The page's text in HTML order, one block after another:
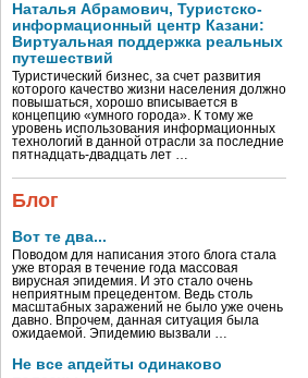
Наталья Абрамович, Туристско-
информационный центр Казани:
Виртуальная поддержка реальных
путешествий
Туристический бизнес, за счет развития
которого качество жизни населения должно
повышаться, хорошо вписывается в
концепцию «умного города». К тому же
уровень использования информационных
технологий в данной отрасли за последние
пятнадцать-двадцать лет …
Блог
Вот те два...
Поводом для написания этого блога стала
уже вторая в течение года массовая
вирусная эпидемия. И это стало очень
неприятным прецедентом. Ведь столь
масштабных заражений не было уже очень
давно. Впрочем, данная ситуация была
ожидаемой. Эпидемию вызвали …
Не все апдейты одинаково